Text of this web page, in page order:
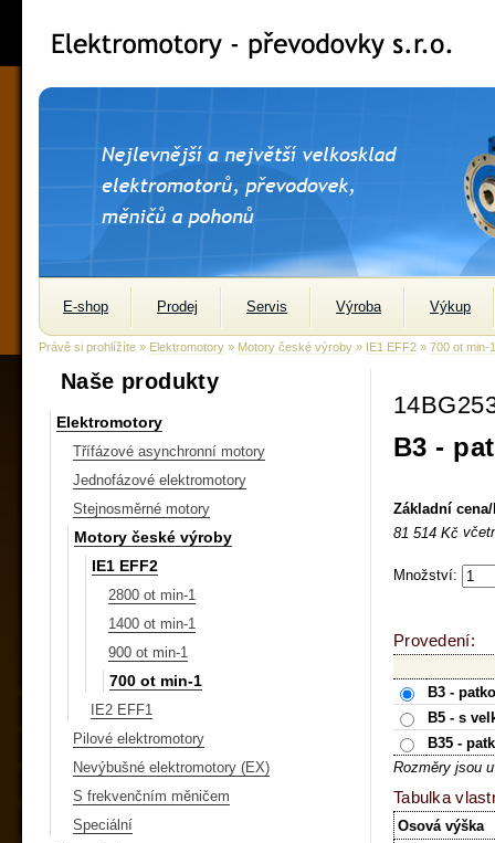
E-shop Prodej Servis Výroba Výkup
Právě si prohlížíte » Elektromotory » Motory české výroby » IE1 EFF2 » 700 ot min-1
Naše produkty
Elektromotory
Třífázové asynchronní motory
Jednofázové elektromotory
Stejnosměrné motory
Motory české výroby
IE1 EFF2
2800 ot min-1
1400 ot min-1
900 ot min-1
700 ot min-1
IE2 EFF1
Pilové elektromotory
Nevýbušné elektromotory (EX)
S frekvenčním měničem
Speciální
B3 -
Základní
81 514 Kč
Množství:
Provedení:
B3 -
B5 - s
B35 -
Rozměry jsou
Tabulka
Osová výška